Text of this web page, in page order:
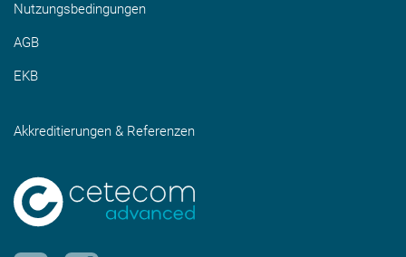
Nutzungsbedingungen
AGB
EKB
Akkreditierungen & Referenzen